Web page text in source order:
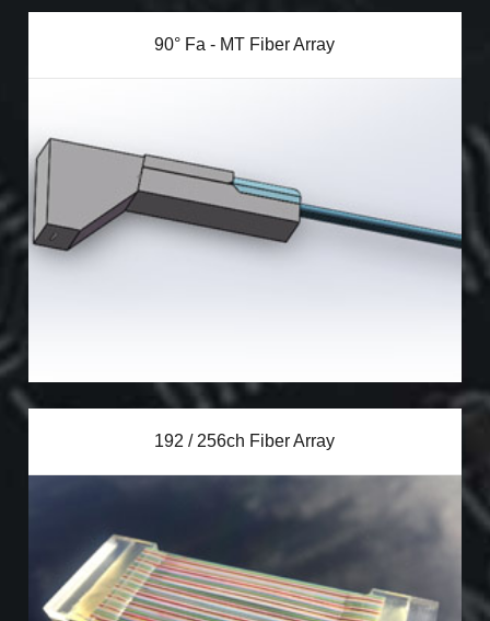
90° Fa - MT Fiber Array
192 / 256ch Fiber Array